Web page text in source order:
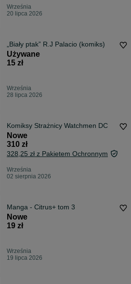
Września
20 lipca 2026
„Biały ptak” R.J Palacio (komiks)
Używane
15 zł
Września
28 lipca 2026
Komiksy Strażnicy Watchmen DC
Nowe
310 zł
328,25 zł z Pakietem Ochronnym
Września
02 sierpnia 2026
Manga - Citrus+ tom 3
Nowe
19 zł
Września
19 lipca 2026